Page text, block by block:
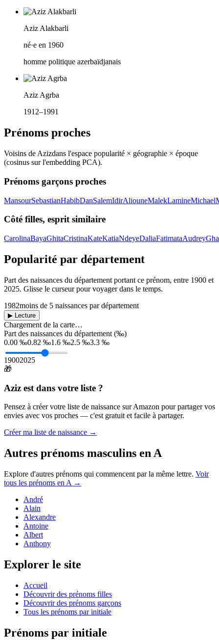
Aziz Alakbarli
né·e en 1960
homme politique azerbaïdjanais
Aziz Agrba
1912–1991
Prénoms proches
Voisins de Azizdans l'espace popularité × géographie × époque
(cosinus sur l'embedding PCA).
Prénoms garçons proches
MansourSebastianHabibDanSalemIdirAliouneMalekLamineMichael
Côté filles, esprit similaire
CarolinaBayaGhitaCristinaKateKatiaNdeyeDaliaFatimataAudrey
Popularité par département
Part des naissances du département portant ce prénom, entre 1900 et
2025. Glisse le curseur pour voyager dans le temps.
1982moins de 5 naissances par département
▶ Lecture
Chargement de la carte…
Part des naissances du département (‰)
0.00 ‰0.82 ‰1.6 ‰2.5 ‰3.3 ‰
19002025
🎁
Aziz est dans votre liste ?
Pensez à créer votre liste de naissance sur Amazon pour partager vos
envies avec vos proches — c'est gratuit et facile à partager.
Créer ma liste de naissance →
Autres prénoms masculins en A
Explore d'autres prénoms qui commencent par la même lettre. Voir
tous les prénoms en A →
André
Alain
Alexandre
Antoine
Albert
Anthony
Explorer le site
Accueil
Découvrir des prénoms filles
Découvrir des prénoms garçons
Tous les prénoms par initiale
Prénoms par initiale